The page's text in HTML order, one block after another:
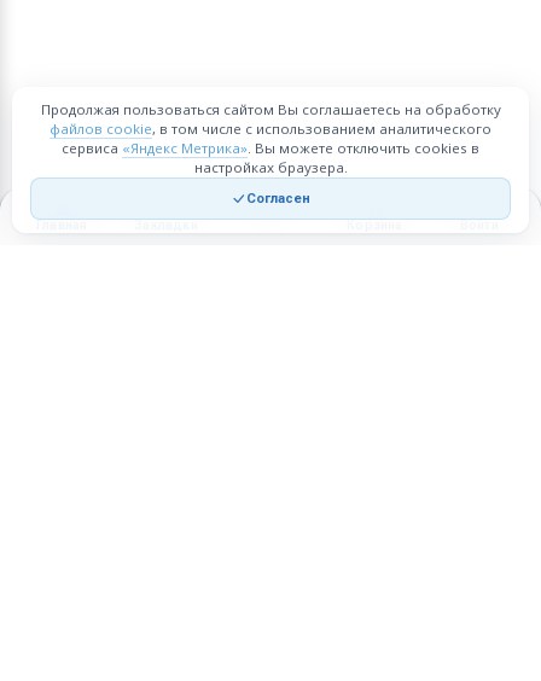
Главная Закладки Корзина Войти
Продолжая пользоваться сайтом Вы соглашаетесь на обработку
файлов cookie, в том числе с использованием аналитического
сервиса «Яндекс Метрика». Вы можете отключить cookies в
настройках браузера.
Согласен